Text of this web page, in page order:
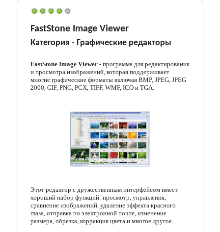
Аудио и видео
Браузеры
Графика
Драйвера
Интересное
Менеджеры загрузок
Мессенджеры
Офисные программы
Почтовые программы
FastStone Image Viewer
Категория - Графические редакторы
FastStone Image Viewer- программа для редактирования
и просмотра изображений, которая поддерживает
многие графические форматы включая BMP, JPEG, JPEG
2000, GIF, PNG, PCX, TIFF, WMF, ICO и TGA.
Этот редактор с дружественным интерфейсом имеет
хороший набор функций: просмотр, управления,
сравнение изображений, удаление эффекта красного
глаза, отправка по электронной почте, изменение
размера, обрезка, коррекция цвета и многое другое.